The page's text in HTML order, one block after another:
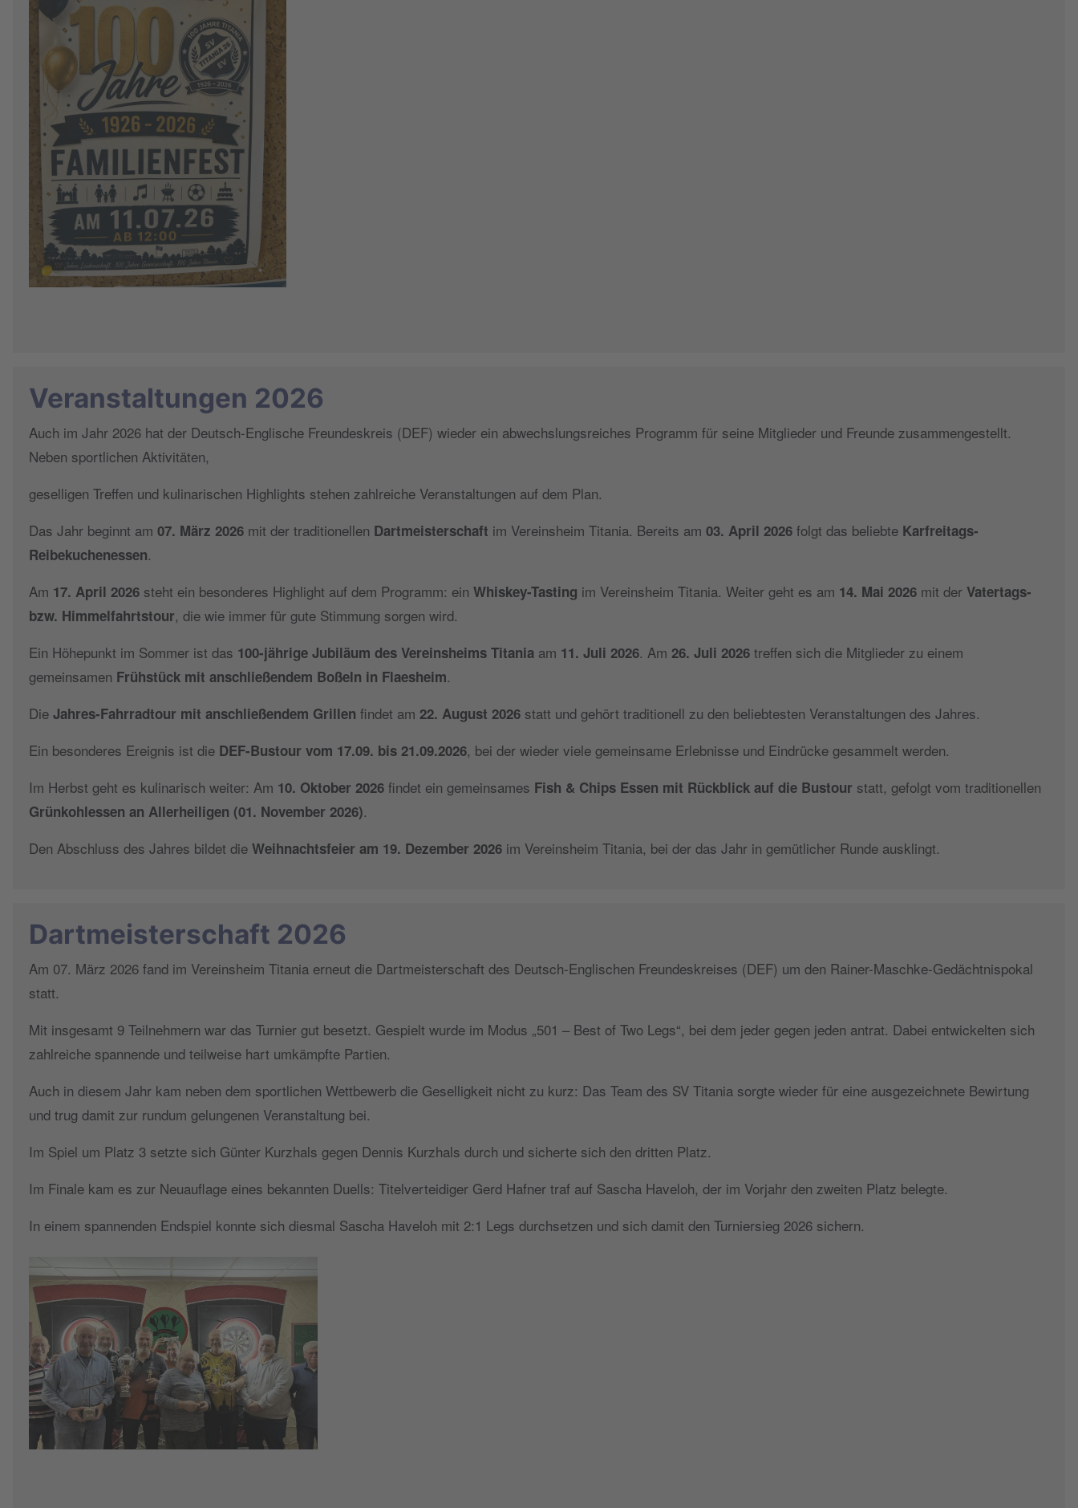
Veranstaltungen 2026
Auch im Jahr 2026 hat der Deutsch-Englische Freundeskreis (DEF) wieder ein abwechslungsreiches Programm für seine Mitglieder und Freunde zusammengestellt.
Neben sportlichen Aktivitäten,
geselligen Treffen und kulinarischen Highlights stehen zahlreiche Veranstaltungen auf dem Plan.
Das Jahr beginnt am 07. März 2026 mit der traditionellen Dartmeisterschaft im Vereinsheim Titania. Bereits am 03. April 2026 folgt das beliebte Karfreitags-
Reibekuchenessen.
Am 17. April 2026 steht ein besonderes Highlight auf dem Programm: ein Whiskey-Tasting im Vereinsheim Titania. Weiter geht es am 14. Mai 2026 mit der Vatertags-
bzw. Himmelfahrtstour, die wie immer für gute Stimmung sorgen wird.
Ein Höhepunkt im Sommer ist das 100-jährige Jubiläum des Vereinsheims Titania am 11. Juli 2026. Am 26. Juli 2026 treffen sich die Mitglieder zu einem
gemeinsamen Frühstück mit anschließendem Boßeln in Flaesheim.
Die Jahres-Fahrradtour mit anschließendem Grillen findet am 22. August 2026 statt und gehört traditionell zu den beliebtesten Veranstaltungen des Jahres.
Ein besonderes Ereignis ist die DEF-Bustour vom 17.09. bis 21.09.2026, bei der wieder viele gemeinsame Erlebnisse und Eindrücke gesammelt werden.
Im Herbst geht es kulinarisch weiter: Am 10. Oktober 2026 findet ein gemeinsames Fish & Chips Essen mit Rückblick auf die Bustour statt, gefolgt vom traditionellen
Grünkohlessen an Allerheiligen (01. November 2026).
Den Abschluss des Jahres bildet die Weihnachtsfeier am 19. Dezember 2026 im Vereinsheim Titania, bei der das Jahr in gemütlicher Runde ausklingt.
Dartmeisterschaft 2026
Am 07. März 2026 fand im Vereinsheim Titania erneut die Dartmeisterschaft des Deutsch-Englischen Freundeskreises (DEF) um den Rainer-Maschke-Gedächtnispokal
statt.
Mit insgesamt 9 Teilnehmern war das Turnier gut besetzt. Gespielt wurde im Modus „501 – Best of Two Legs“, bei dem jeder gegen jeden antrat. Dabei entwickelten sich
zahlreiche spannende und teilweise hart umkämpfte Partien.
Auch in diesem Jahr kam neben dem sportlichen Wettbewerb die Geselligkeit nicht zu kurz: Das Team des SV Titania sorgte wieder für eine ausgezeichnete Bewirtung
und trug damit zur rundum gelungenen Veranstaltung bei.
Im Spiel um Platz 3 setzte sich Günter Kurzhals gegen Dennis Kurzhals durch und sicherte sich den dritten Platz.
Im Finale kam es zur Neuauflage eines bekannten Duells: Titelverteidiger Gerd Hafner traf auf Sascha Haveloh, der im Vorjahr den zweiten Platz belegte.
In einem spannenden Endspiel konnte sich diesmal Sascha Haveloh mit 2:1 Legs durchsetzen und sich damit den Turniersieg 2026 sichern.